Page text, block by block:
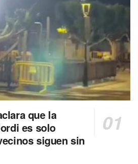
que la
es solo
siguen sin